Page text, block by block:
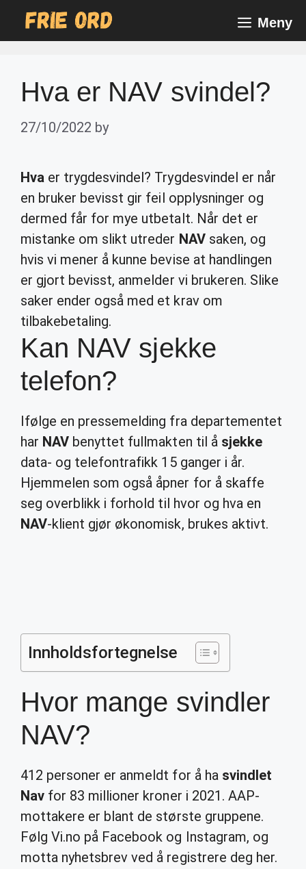
Meny
Hva er NAV svindel?
27/10/2022 by
Hva er trygdesvindel? Trygdesvindel er når
en bruker bevisst gir feil opplysninger og
dermed får for mye utbetalt. Når det er
mistanke om slikt utreder NAVsaken, og
hvis vi mener å kunne bevise at handlingen
er gjort bevisst, anmelder vi brukeren. Slike
saker ender også med et krav om
tilbakebetaling.
Kan NAV sjekke
telefon?
Ifølge en pressemelding fra departementet
har NAV benyttet fullmakten til å sjekke
data- og telefontrafikk 15 ganger i år.
Hjemmelen som også åpner for å skaffe
seg overblikk i forhold til hvor og hva en
NAV-klient gjør økonomisk, brukes aktivt.
Innholdsfortegnelse
Hvor mange svindler
NAV?
412 personer er anmeldt for å ha svindlet
Nav for 83 millioner kroner i 2021. AAP-
mottakere er blant de største gruppene.
Følg Vi.no på Facebook og Instagram, og
motta nyhetsbrev ved å registrere deg her.